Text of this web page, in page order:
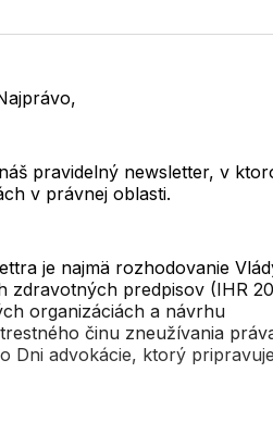
Twitter
pravidelný newsletter, v
v právnej oblasti.
je najmä rozhodovanie
zdravotných predpisov (IHR
organizáciách a návrhu
činu zneužívania
Dni advokácie, ktorý